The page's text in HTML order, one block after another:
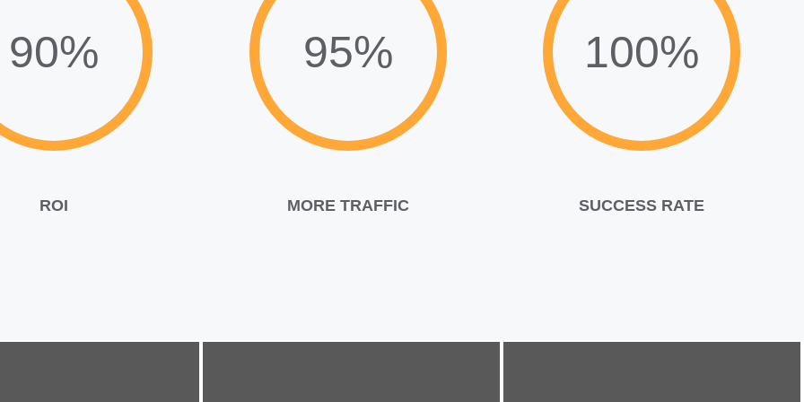
90%
ROI
95%
MORE TRAFFIC
100%
SUCCESS RATE